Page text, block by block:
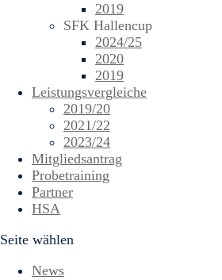
2019
SFK Hallencup
2024/25
2020
2019
Leistungsvergleiche
2019/20
2021/22
2023/24
Mitgliedsantrag
Probetraining
Partner
HSA
Seite wählen
News